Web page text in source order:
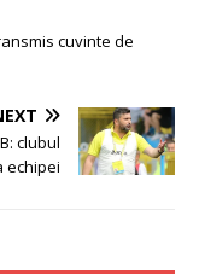
cuvinte de
clubul
echipei